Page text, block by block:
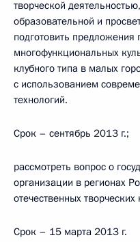
творческой
образовательной и
подготовить
многофункциональных
клубного типа в малых
с использованием
технологий.
Срок – сентябрь 2013 г.;
рассмотреть вопрос о
организации в регионах
отечественных творческих
Срок – 15 марта 2013 г.